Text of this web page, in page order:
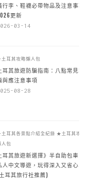
行李、鞋襪必帶物品及注意事項
更新
03-14
耳其攻略懶人包
耳其旅遊防騙指南：八點常見詐
與應注意事項
08-28
耳其各景點介紹全紀錄 ★土耳其攻略
人包
耳其旅遊新選擇》半自助包車 +
人中文導遊，玩得深入又省心
耳其旅行社推薦)